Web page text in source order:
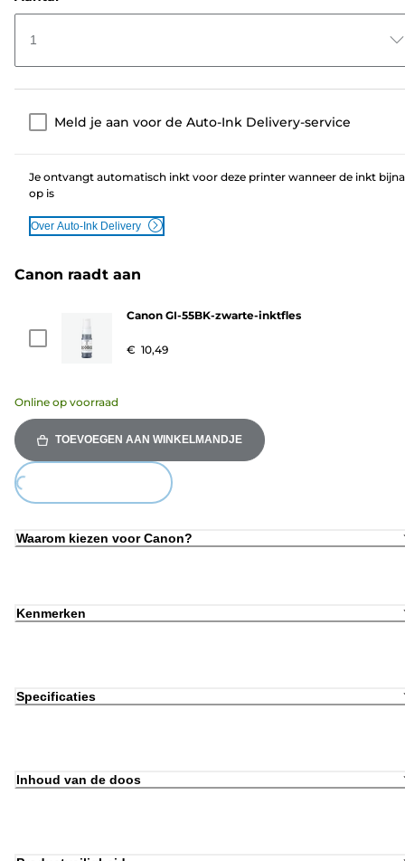
1
Meld je aan voor de Auto-Ink Delivery-service
Je ontvangt automatisch inkt voor deze printer wanneer de inkt bijna
op is
Over Auto-Ink Delivery
Canon raadt aan
Canon GI-55BK-zwarte-inktfles
€ 10,49
Online op voorraad
TOEVOEGEN AAN WINKELMANDJE
Loading...
Waarom kiezen voor Canon?
Kenmerken
Specificaties
Inhoud van de doos